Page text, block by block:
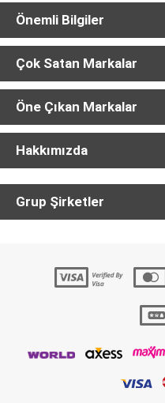
Önemli Bilgiler
Çok Satan Markalar
Öne Çıkan Markalar
Hakkımızda
Grup Şirketler